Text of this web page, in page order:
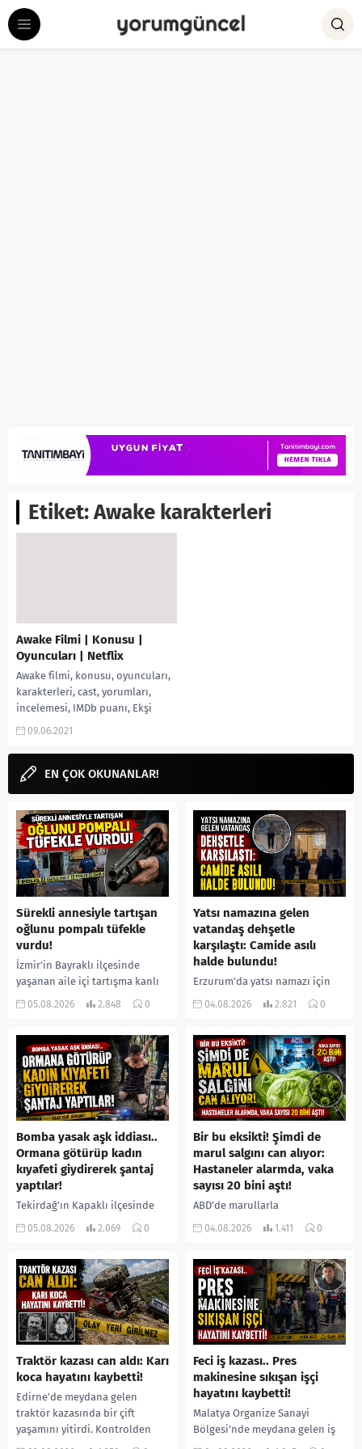
Etiket:Awake karakterleri
Awake Filmi | Konusu |
Oyuncuları | Netflix
Awake filmi, konusu, oyuncuları,
karakterleri, cast, yorumları,
incelemesi, IMDb puanı, Ekşi
sözlük yorumları, Netflix Filmleri,
YORUM...
09.06.2021
EN ÇOK OKUNANLAR!
Sürekli annesiyle tartışan
oğlunu pompalı tüfekle
vurdu!
İzmir’in Bayraklı ilçesinde
yaşanan aile içi tartışma kanlı
bitti. İddiaya göre, uzun süredir
05.08.2026 2.848 0
Yatsı namazına gelen
vatandaş dehşetle
karşılaştı: Camide asılı
halde bulundu!
Erzurum’da yatsı namazı için
camiye gelen bir vatandaş,
yerine sevk edilen...
04.08.2026 2.821 0
Bomba yasak aşk iddiası..
Ormana götürüp kadın
kıyafeti giydirerek şantaj
yaptılar!
Tekirdağ’ın Kapaklı ilçesinde
bir kişiyi, arkadaşının eşiyle
kadın kıyafetleri giydirdiği,
özür videosu çektirip...
05.08.2026 2.069 0
Bir bu eksikti! Şimdi de
marul salgını can alıyor:
Hastaneler alarmda, vaka
sayısı 20 bini aştı!
ABD’de marullarla
ilişkilendirilen siklospora
salgında vaka sayısının 20 bini
aştığı belirtilirken, sağlık...
04.08.2026 1.411 0
Traktör kazası can aldı: Karı
koca hayatını kaybetti!
Edirne’de meydana gelen
traktör kazasında bir çift
yaşamını yitirdi. Kontrolden
çıkarak devrilen traktörün
Feci iş kazası.. Pres
makinesine sıkışan işçi
hayatını kaybetti!
Malatya Organize Sanayi
Bölgesi’nde meydana gelen iş
kazasında, pres makinesine